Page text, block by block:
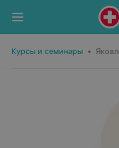
Курсы и семинары •